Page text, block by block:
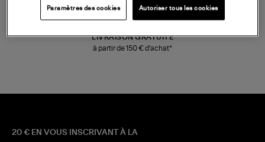
LIVRAISON GRATUITE
à partir de 150 € d'achat*
20 € EN VOUS INSCRIVANT À LA
Paramètres des cookies Autoriser tous les cookies